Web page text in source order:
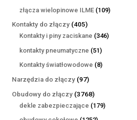
produktów
złącza wielopinowe ILME 109109
Kontakty do złączy 405405
produktów
Kontakty i piny zaciskane 346346
kontakty pneumatyczne 5151
produktów
Kontakty światłowodowe 88
Narzędzia do złączy 9797
produktów
Obudowy do złączy 37683768
produktów
dekle zabezpieczające 179179